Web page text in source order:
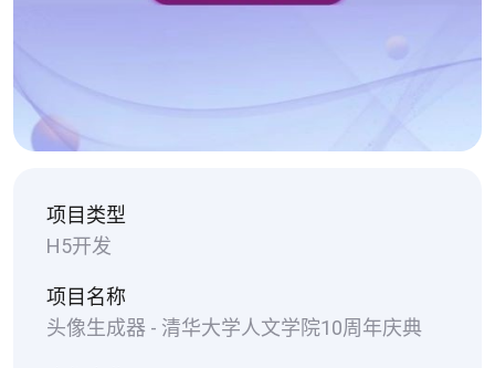
项目类型
H5开发
项目名称
头像生成器 - 清华大学人文学院10周年庆典